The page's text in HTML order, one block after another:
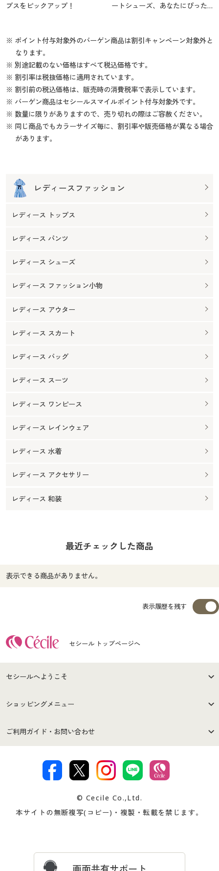
プスをピックアップ！
ートシューズ、あなたにぴった
※ ポイント付与対象外のバーゲン商品は割引キャンペーン対象外と
なります。
※ 別途記載のない価格はすべて税込価格です。
※ 割引率は税抜価格に適用されています。
※ 割引前の税込価格は、販売時の消費税率で表示しています。
※ バーゲン商品はセシールスマイルポイント付与対象外です。
※ 数量に限りがありますので、売り切れの際はご容赦ください。
※ 同じ商品でもカラーサイズ毎に、割引率や販売価格が異なる場合
があります。
レディースファッション
レディース トップス
レディース パンツ
レディース シューズ
レディース ファッション小物
レディース アウター
レディース スカート
レディース バッグ
レディース スーツ
レディース ワンピース
レディース レインウェア
レディース 水着
レディース アクセサリー
レディース 和装
最近チェックした商品
表示できる商品がありません。
表示履歴を残す
セシール トップページへ
セシールへようこそ
はじめての方へ
セシールご利用規約
著作権・商標について 会社案内
ショッピングメニュー
商品カテゴリ
プレゼント＆キャンペーン サイトマップ
ご利用ガイド・お問い合わせ
交換・返品は お支払は
ついて
忘れの場合
© Cecile Co.,Ltd.
本サイトの無断複写(コピー)・複製・転載を禁じます。